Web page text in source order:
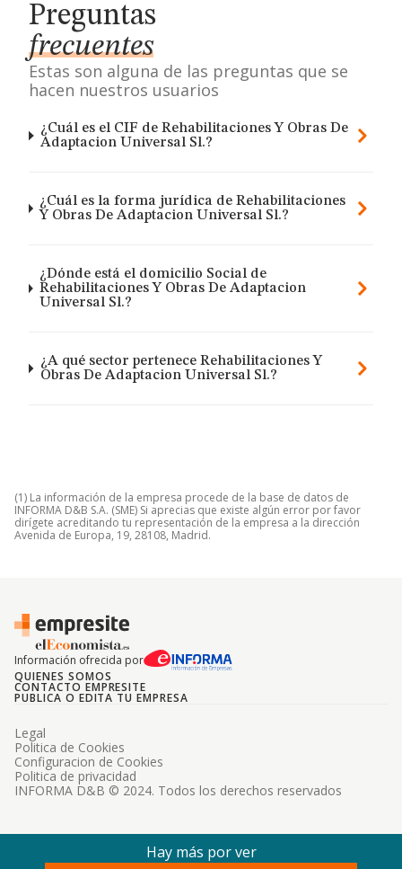
Preguntas
frecuentes
Estas son alguna de las preguntas que se
hacen nuestros usuarios
¿Cuál es el CIF de Rehabilitaciones Y Obras De
Adaptacion Universal Sl.?
¿Cuál es la forma jurídica de Rehabilitaciones
Y Obras De Adaptacion Universal Sl.?
¿Dónde está el domicilio Social de
Rehabilitaciones Y Obras De Adaptacion
Universal Sl.?
¿A qué sector pertenece Rehabilitaciones Y
Obras De Adaptacion Universal Sl.?
(1) La información de la empresa procede de la base de datos de
INFORMA D&B S.A. (SME) Si aprecias que existe algún error por favor
dirígete acreditando tu representación de la empresa a la dirección
Avenida de Europa, 19, 28108, Madrid.
Información ofrecida por
QUIENES SOMOS
CONTACTO EMPRESITE
PUBLICA O EDITA TU EMPRESA
INFORMA D&B © 2024. Todos los derechos reservados
Legal
Politica de Cookies
Configuracion de Cookies
Politica de privacidad
Hay más por ver